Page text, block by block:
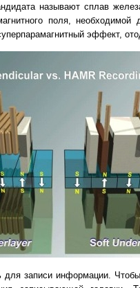
называют сплав
поля, необходимой
эффект,
для записи информации.